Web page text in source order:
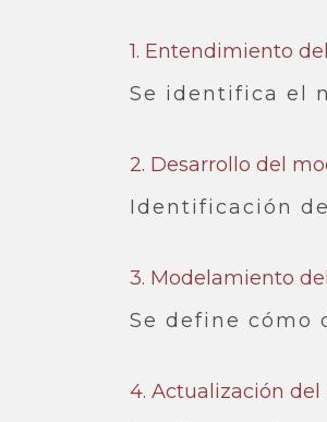
1. Entendimiento
Se identifica el
2. Desarrollo del
Identificación
3. Modelamiento
Se define cómo
4. Actualización del